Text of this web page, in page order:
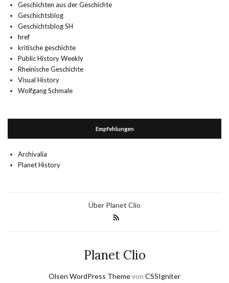
Geschichten aus der Geschichte
Geschichtsblog
Geschichtsblog SH
href
kritische geschichte
Public History Weekly
Rheinische Geschichte
Visual History
Wolfgang Schmale
Empfehlungen
Archivalia
Planet History
Über Planet Clio
Planet Clio
Olsen WordPress Themevon CSSIgniter